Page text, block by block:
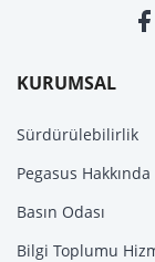
KURUMSAL
Sürdürülebilirlik
Pegasus Hakkında
Basın Odası
Bilgi Toplumu